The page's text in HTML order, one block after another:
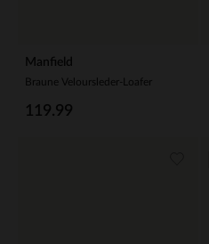
Manfield
Braune Veloursleder-Loafer
119.99